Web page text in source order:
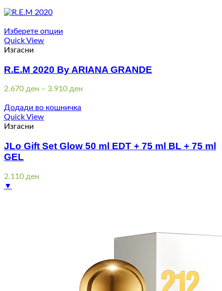
Изберете опции
Quick View
Изгасни
R.E.M 2020 By ARIANA GRANDE
2.670 ден – 3.910 ден
Додади во кошничка
Quick View
Изгасни
JLo Gift Set Glow 50 ml EDT + 75 ml BL + 75 ml
GEL
2.110 ден
▼